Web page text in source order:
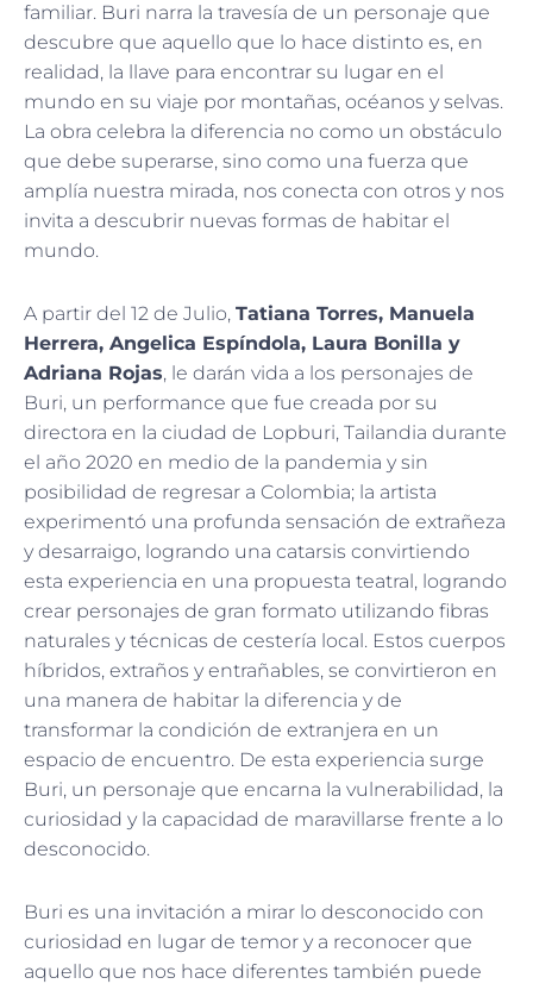
familiar. Buri narra la travesía de un personaje que
descubre que aquello que lo hace distinto es, en
realidad, la llave para encontrar su lugar en el
mundo en su viaje por montañas, océanos y selvas.
La obra celebra la diferencia no como un obstáculo
que debe superarse, sino como una fuerza que
amplía nuestra mirada, nos conecta con otros y nos
invita a descubrir nuevas formas de habitar el
mundo.
A partir del 12 de Julio, Tatiana Torres, Manuela
Herrera, Angelica Espíndola, Laura Bonilla y
Adriana Rojas, le darán vida a los personajes de
Buri, un performance que fue creada por su
directora en la ciudad de Lopburi, Tailandia durante
el año 2020 en medio de la pandemia y sin
posibilidad de regresar a Colombia; la artista
experimentó una profunda sensación de extrañeza
y desarraigo, logrando una catarsis convirtiendo
esta experiencia en una propuesta teatral, logrando
crear personajes de gran formato utilizando fibras
naturales y técnicas de cestería local. Estos cuerpos
híbridos, extraños y entrañables, se convirtieron en
una manera de habitar la diferencia y de
transformar la condición de extranjera en un
espacio de encuentro. De esta experiencia surge
Buri, un personaje que encarna la vulnerabilidad, la
curiosidad y la capacidad de maravillarse frente a lo
desconocido.
Buri es una invitación a mirar lo desconocido con
curiosidad en lugar de temor y a reconocer que
aquello que nos hace diferentes también puede